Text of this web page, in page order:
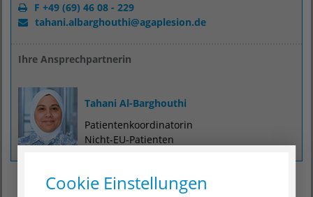
F +49 (69) 46 08 - 229
tahani.albarghouthi@agaplesion.de
Ihre Ansprechpartnerin
Tahani Al-Barghouthi
Patientenkoordinatorin
Nicht-EU-Patienten
Internationale Patienten
Cookie Einstellungen